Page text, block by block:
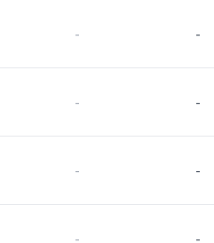
-
-
-
-
-
-
-
-